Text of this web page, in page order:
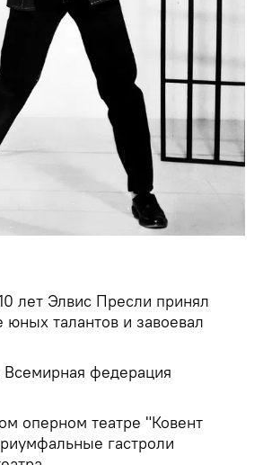
лет Элвис Пресли принял
юных талантов и завоевал
федерация
оперном театре "Ковент
гастроли